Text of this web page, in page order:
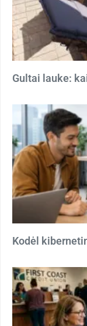
Gultai lauke:
Kodėl